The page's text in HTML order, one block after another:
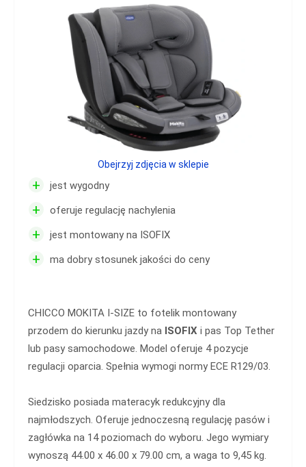
+ jest wygodny
+ oferuje regulację nachylenia
+ jest montowany na ISOFIX
+ ma dobry stosunek jakości do ceny
CHICCO MOKITA I-SIZE to fotelik montowany
przodem do kierunku jazdy na ISOFIX i pas Top Tether
lub pasy samochodowe. Model oferuje 4 pozycje
regulacji oparcia. Spełnia wymogi normy ECE R129/03.
Siedzisko posiada materacyk redukcyjny dla
najmłodszych. Oferuje jednoczesną regulację pasów i
zagłówka na 14 poziomach do wyboru. Jego wymiary
wynoszą 44.00 x 46.00 x 79.00 cm, a waga to 9,45 kg.
Obejrzyj zdjęcia w sklepie